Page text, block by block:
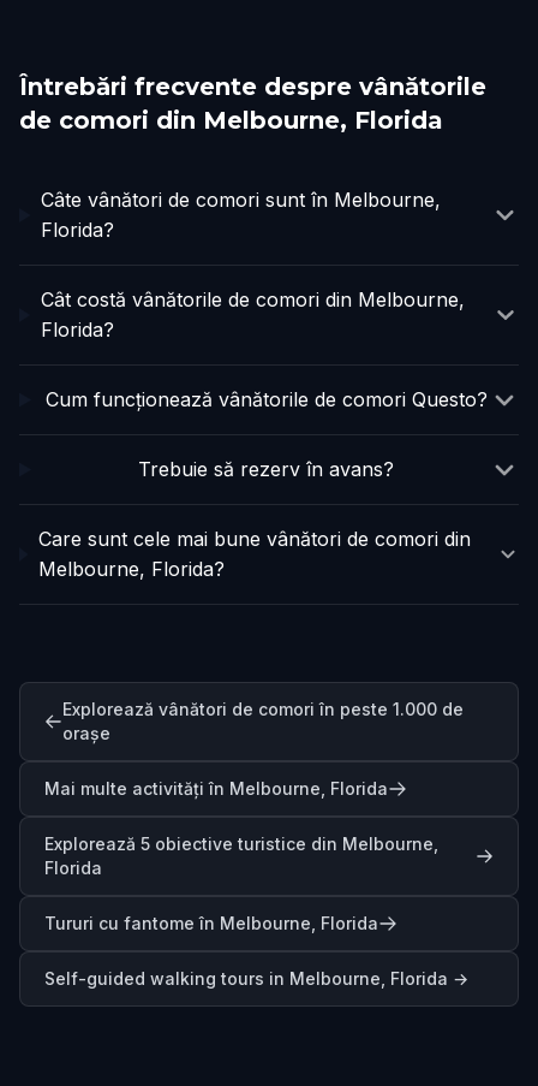
Întrebări frecvente despre vânătorile
de comori din Melbourne, Florida
Câte vânători de comori sunt în Melbourne,
Florida?
Cât costă vânătorile de comori din Melbourne,
Florida?
Cum funcționează vânătorile de comori Questo?
Trebuie să rezerv în avans?
Care sunt cele mai bune vânători de comori din
Melbourne, Florida?
Explorează vânători de comori în peste 1.000 de
orașe
Mai multe activități în Melbourne, Florida
Explorează 5 obiective turistice din Melbourne,
Florida
Tururi cu fantome în Melbourne, Florida
Self-guided walking tours in Melbourne, Florida →